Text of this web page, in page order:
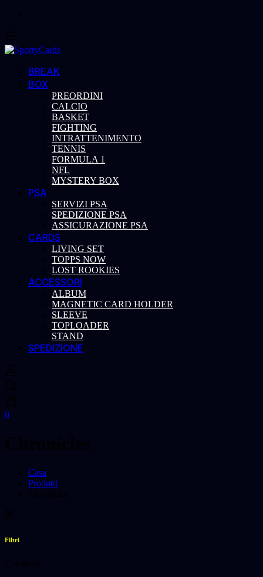
BREAK
BOX
PREORDINI
CALCIO
BASKET
FIGHTING
INTRATTENIMENTO
TENNIS
FORMULA 1
NFL
MYSTERY BOX
PSA
SERVIZI PSA
SPEDIZIONE PSA
ASSICURAZIONE PSA
CARDS
LIVING SET
TOPPS NOW
LOST ROOKIES
ACCESSORI
ALBUM
MAGNETIC CARD HOLDER
SLEEVE
TOPLOADER
STAND
SPEDIZIONE
0
Casa
Prodotti
Filtri